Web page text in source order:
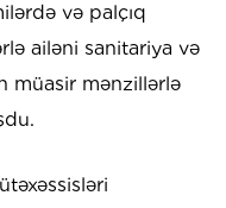
və palçıq
ailəni sanitariya və
müasir mənzillərlə